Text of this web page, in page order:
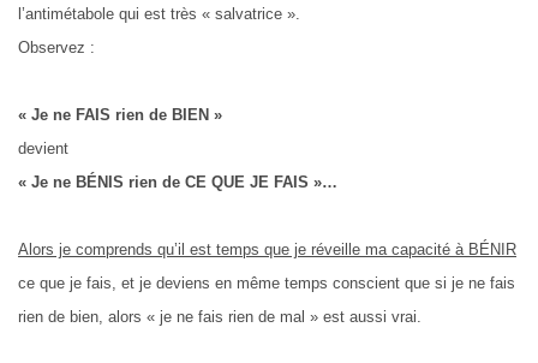
l’antimétabole qui est très « salvatrice ».
Observez :
« Je ne FAIS rien de BIEN »
devient
« Je ne BÉNIS rien de CE QUE JE FAIS »…
Alors je comprends qu’il est temps que je réveille ma capacité à BÉNIR
ce que je fais, et je deviens en même temps conscient que si je ne fais
rien de bien, alors « je ne fais rien de mal » est aussi vrai.